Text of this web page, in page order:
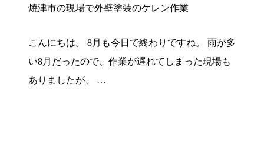
焼津市の現場で外壁塗装のケレン作業
こんにちは。 8月も今日で終わりですね。 雨が多
い8月だったので、作業が遅れてしまった現場も
ありましたが、 …